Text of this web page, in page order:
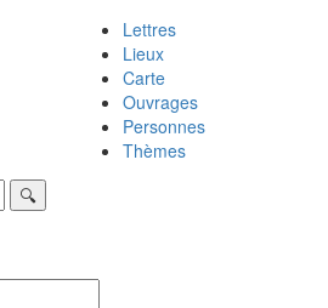
Lettres
Lieux
Carte
Ouvrages
Personnes
Thèmes